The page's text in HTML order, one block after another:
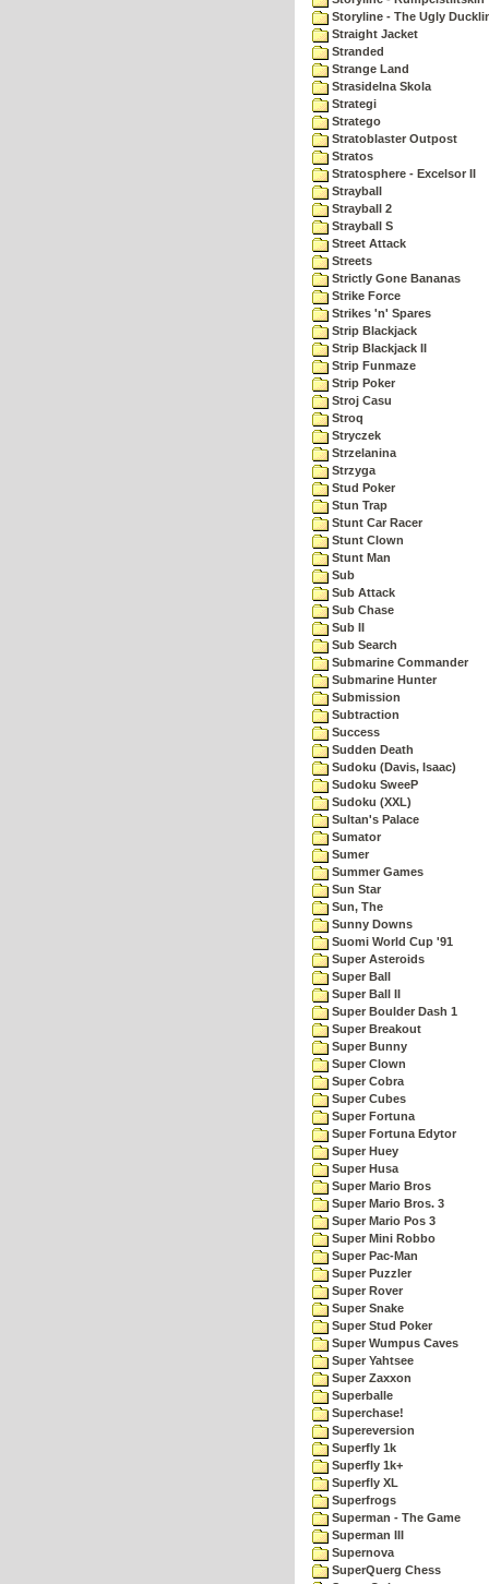
Storyline - The Ugly
Straight Jacket
Stranded
Strange Land
Strasidelna Skola
Strategi
Stratego
Stratoblaster Outpost
Stratos
Stratosphere - Excelsor II
Strayball
Strayball 2
Strayball S
Street Attack
Streets
Strictly Gone Bananas
Strike Force
Strikes 'n' Spares
Strip Blackjack
Strip Blackjack II
Strip Funmaze
Strip Poker
Stroj Casu
Stroq
Stryczek
Strzelanina
Strzyga
Stud Poker
Stun Trap
Stunt Car Racer
Stunt Clown
Stunt Man
Sub
Sub Attack
Sub Chase
Sub II
Sub Search
Submarine Commander
Submarine Hunter
Submission
Subtraction
Success
Sudden Death
Sudoku (Davis, Isaac)
Sudoku SweeP
Sudoku (XXL)
Sultan's Palace
Sumator
Sumer
Summer Games
Sun Star
Sun, The
Sunny Downs
Suomi World Cup '91
Super Asteroids
Super Ball
Super Ball II
Super Boulder Dash 1
Super Breakout
Super Bunny
Super Clown
Super Cobra
Super Cubes
Super Fortuna
Super Fortuna Edytor
Super Huey
Super Husa
Super Mario Bros
Super Mario Bros. 3
Super Mario Pos 3
Super Mini Robbo
Super Pac-Man
Super Puzzler
Super Rover
Super Snake
Super Stud Poker
Super Wumpus Caves
Super Yahtsee
Super Zaxxon
Superballe
Superchase!
Supereversion
Superfly 1k
Superfly 1k+
Superfly XL
Superfrogs
Superman - The Game
Superman III
Supernova
SuperQuerg Chess